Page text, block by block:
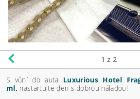
1 z 2
S vůní do auta Luxurious Hotel
ml, nastartujte den s dobrou náladou!